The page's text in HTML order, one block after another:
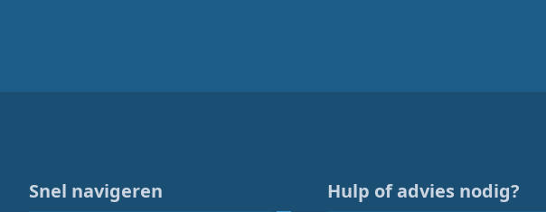
Snel navigeren Hulp of advies nodig?